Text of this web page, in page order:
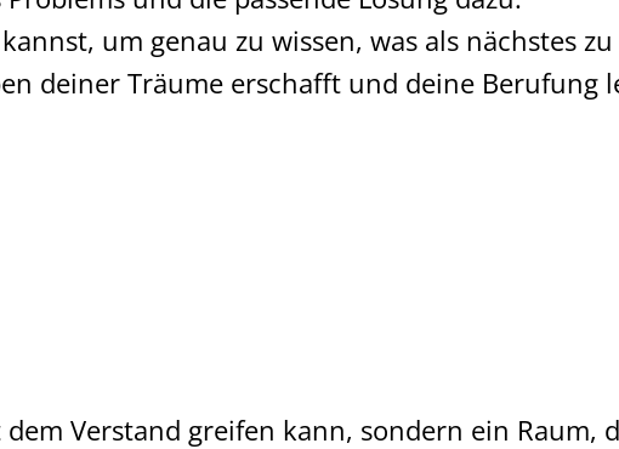
um genau zu wissen, was als nächstes
deiner Träume erschafft und deine Berufung
Verstand greifen kann, sondern ein Raum,